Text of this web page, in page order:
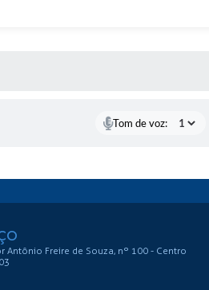
Tom de voz:
Antônio Freire de Souza, nº 100 - Centro